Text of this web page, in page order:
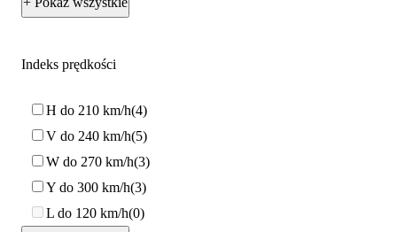
Indeks prędkości
H do 210 km/h 4
V do 240 km/h 5
W do 270 km/h 3
Y do 300 km/h 3
L do 120 km/h 0